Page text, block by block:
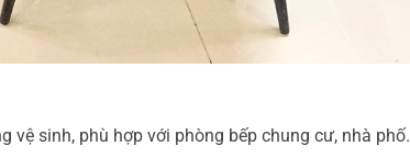
vệ sinh, phù hợp với phòng bếp chung cư, nhà phố.